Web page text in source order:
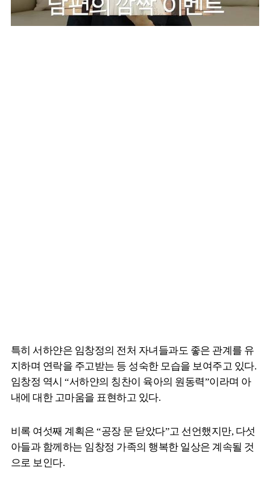
특히 서하얀은 임창정의 전처 자녀들과도 좋은 관계를 유
지하며 연락을 주고받는 등 성숙한 모습을 보여주고 있다.
임창정 역시 “서하얀의 칭찬이 육아의 원동력”이라며 아
내에 대한 고마움을 표현하고 있다.
비록 여섯째 계획은 “공장 문 닫았다”고 선언했지만, 다섯
아들과 함께하는 임창정 가족의 행복한 일상은 계속될 것
으로 보인다.